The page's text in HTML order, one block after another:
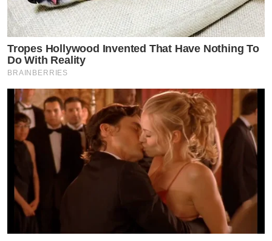
Tropes Hollywood Invented That Have Nothing To
Do With Reality
BRAINBERRIES